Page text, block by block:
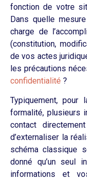
fonction de votre
Dans quelle
charge de
(constitution,
de vos actes
les précautions
confidentialité ?
Typiquement, pour
formalité, plusieurs
contact
d’externaliser la
schéma classique
donné qu’un seul
informations et